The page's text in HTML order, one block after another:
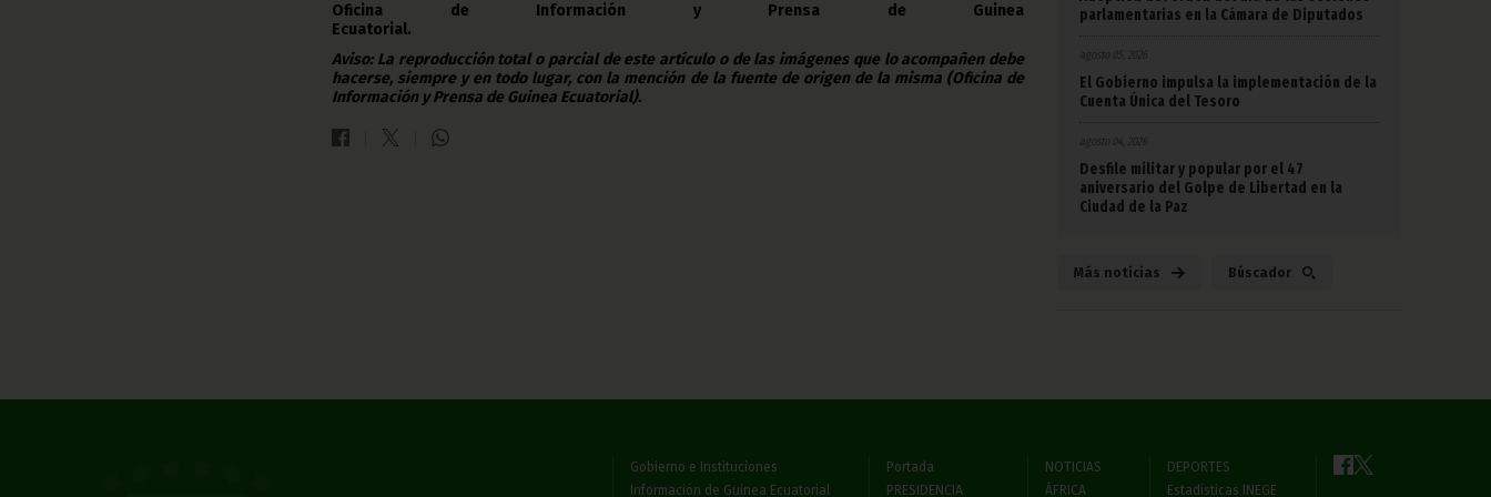
Oficina de Información y Prensa de Guinea
Ecuatorial.
Aviso: La reproducción total o parcial de este artículo o de las imágenes que lo acompañen debe
hacerse, siempre y en todo lugar, con la mención de la fuente de origen de la misma (Oficina de
Información y Prensa de Guinea Ecuatorial).
parlamentarias en la Cámara de Diputados
agosto 05, 2026
El Gobierno impulsa la implementación de la
Cuenta Única del Tesoro
agosto 04, 2026
Desfile militar y popular por el 47
aniversario del Golpe de Libertad en la
Ciudad de la Paz
Más noticias Búscador
Gobierno e Instituciones
Información de Guinea Ecuatorial
Portada
PRESIDENCIA
NOTICIAS
ÁFRICA
DEPORTES
Estadísticas INEGE